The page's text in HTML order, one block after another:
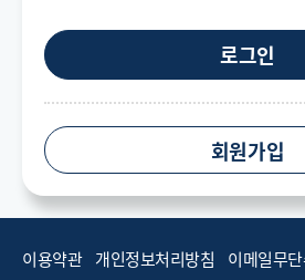
이용약관 개인정보처리방침 이메일무
로그인
회원가입